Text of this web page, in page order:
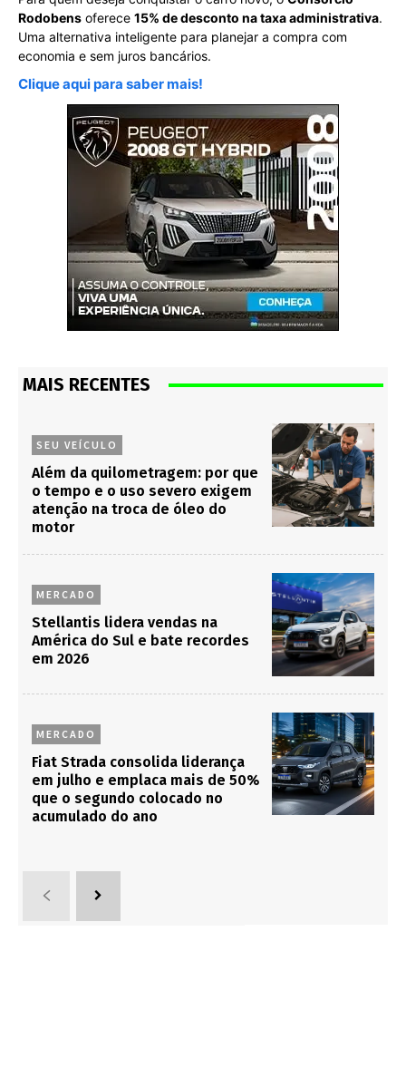
Rodobens oferece 15% de desconto na taxa administrativa.
Uma alternativa inteligente para planejar a compra com
economia e sem juros bancários.
Clique aqui para saber mais!
MAIS RECENTES
SEU VEÍCULO
Além da quilometragem: por que
o tempo e o uso severo exigem
atenção na troca de óleo do
motor
MERCADO
Stellantis lidera vendas na
América do Sul e bate recordes
em 2026
MERCADO
Fiat Strada consolida liderança
em julho e emplaca mais de 50%
que o segundo colocado no
acumulado do ano